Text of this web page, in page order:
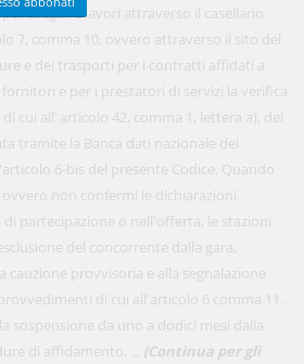
eseguire lavori attraverso il casellario
7, comma 10, ovvero attraverso il sito del
e dei trasporti per i contratti affidati a
e per i prestatori di servizi la verifica
cui all’ articolo 42, comma 1, lettera a), del
tramite la Banca dati nazionale dei
6-bis del presente Codice. Quando
non confermi le dichiarazioni
partecipazione o nell'offerta, le stazioni
del concorrente dalla gara,
cauzione provvisoria e alla segnalazione
di cui all'articolo 6 comma 11.
sospensione da uno a dodici mesi dalla
di affidamento. ... (Continua per gli